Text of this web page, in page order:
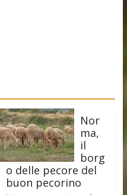
Nor
ma,
il
borg
o delle pecore del
buon pecorino